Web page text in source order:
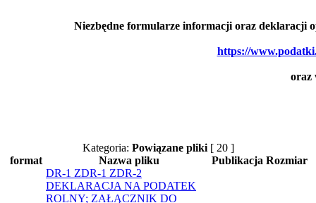
Niezbędne formularze informacji oraz deklaracji
https://
oraz
Kategoria: Powiązane pliki[ 20 ]
format
Nazwa pliku Publikacja Rozmiar
DR-1 ZDR-1 ZDR-2
DEKLARACJA NA PODATEK
ROLNY; ZAŁĄCZNIK DO